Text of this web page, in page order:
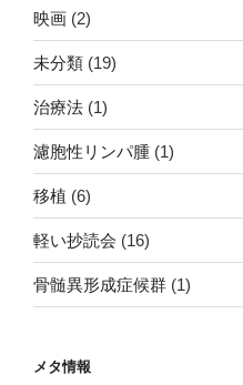
映画 (2)
未分類 (19)
治療法 (1)
濾胞性リンパ腫 (1)
移植 (6)
軽い抄読会 (16)
骨髄異形成症候群 (1)
メタ情報